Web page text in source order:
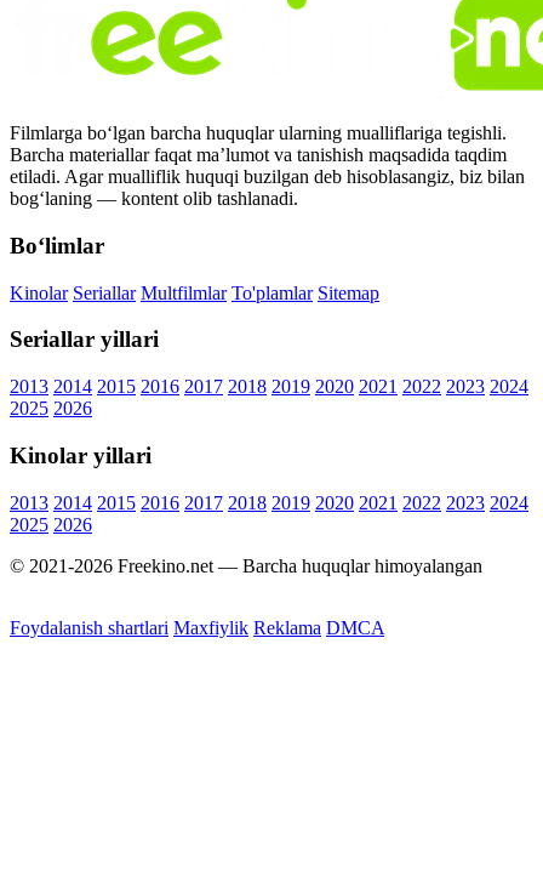
Filmlarga bo‘lgan barcha huquqlar ularning mualliflariga tegishli.
Barcha materiallar faqat ma’lumot va tanishish maqsadida taqdim
etiladi. Agar mualliflik huquqi buzilgan deb hisoblasangiz, biz bilan
bog‘laning — kontent olib tashlanadi.
Bo‘limlar
Kinolar Seriallar Multfilmlar To'plamlar Sitemap
Seriallar yillari
2013 2014 2015 2016 2017 2018 2019 2020 2021 2022 2023 2024
2025 2026
Kinolar yillari
2013 2014 2015 2016 2017 2018 2019 2020 2021 2022 2023 2024
2025 2026
© 2021-2026 Freekino.net — Barcha huquqlar himoyalangan
Foydalanish shartlari Maxfiylik Reklama DMCA